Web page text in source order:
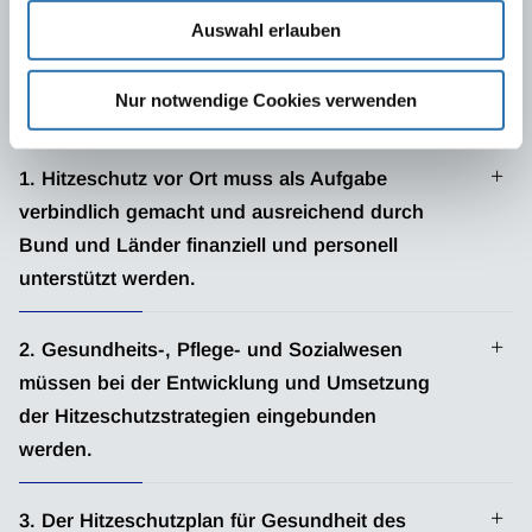
Auswahl erlauben
Nur notwendige Cookies verwenden
Versorgungssicherheit gewährleistet und die
Widerstandsfähigkeit des Gesundheits-, Pflege- und
Sozialwesens gestärkt werden.
1. Hitzeschutz vor Ort muss als Aufgabe
verbindlich gemacht und ausreichend durch
Bund und Länder finanziell und personell
unterstützt werden.
Hitzeaktionsplänen zum Schutz der menschlichen
Gesundheit muss als verbindlicher Teil der
Klimaanpassungskonzepte als kommunale Aufgabe
gesetzlich verankert werden.
2. Gesundheits-, Pflege- und Sozialwesen
müssen bei der Entwicklung und Umsetzung
der Hitzeschutzstrategien eingebunden
werden.
und Sozialwesens erreichen Bevölkerungsgruppen mit
3. Der Hitzeschutzplan für Gesundheit des